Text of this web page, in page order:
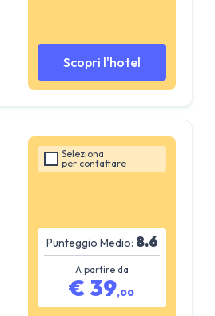
Scopri l'hotel
Seleziona
per contattare
Punteggio Medio: 8.6
A partire da
€39,00